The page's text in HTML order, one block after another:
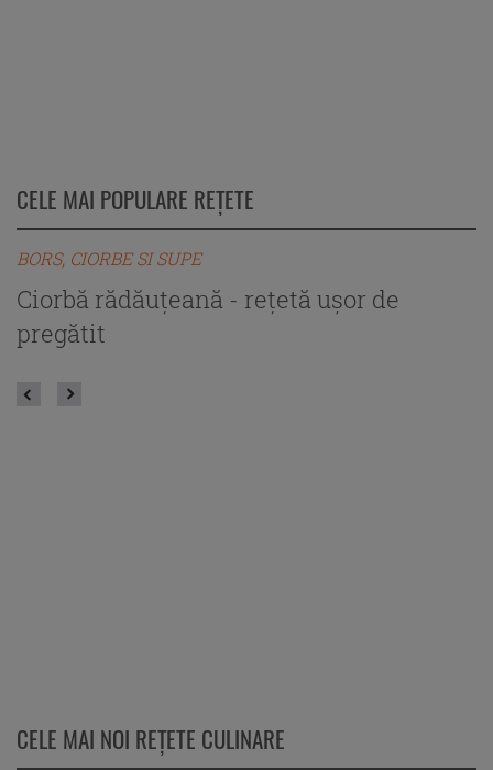
CELE MAI POPULARE REȚETE
BORS, CIORBE SI SUPE
Ciorbă rădăuțeană - rețetă ușor de
pregătit
CELE MAI NOI REȚETE CULINARE